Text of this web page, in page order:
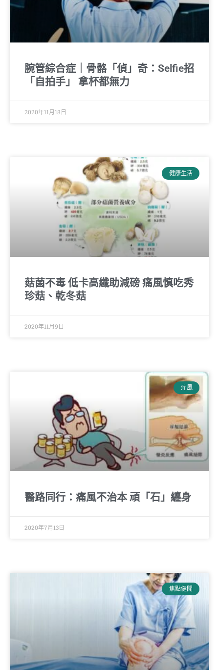
腕管綜合症｜骨骼「偵」奇：Selfie招
「自拍手」 拿杯都無力
2020年11月18日
健康生活
菇菌不毒 低卡高纖助減磅 痛風慎吃秀
珍菇、乾冬菇
2020年11月9日
痛風
醫路同行：痛風不治本 頑「石」纏身
2020年7月13日
焦點健聞